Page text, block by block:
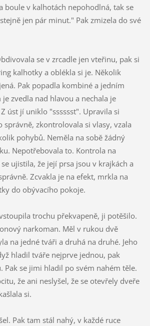
boule v kalhotách nepohodlná, tak se
jen pár minut." Pak zmizela do své
se v zrcadle jen vteřinu, pak si
kalhotky a oblékla si je. Několik
Pak popadla kombiné a jedním
zvedla nad hlavou a nechala je
úst jí uniklo "sssssst". Upravila si
správně, zkontrolovala si vlasy, vzala
pohybů. Neměla na sobě žádný
Nepotřebovala to. Kontrola na
ujistila, že její prsa jsou v krajkách a
Zcvakla je na efekt, mrkla na
do obývacího pokoje.
trochu překvapeně, ji potěšilo.
narkoman. Měl v rukou dvě
na jedné tváři a druhá na druhé. Jeho
hladil tváře nejprve jednou, pak
Pak se jimi hladil po svém nahém těle.
že ani neslyšel, že se otevřely dveře
si.
Pak tam stál nahý, v každé ruce